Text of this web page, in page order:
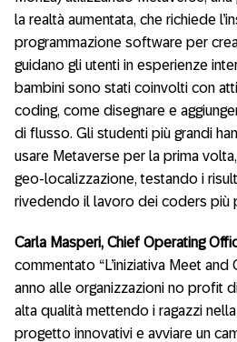
la realtà aumentata, che richiede
programmazione software per
guidano gli utenti in esperienze
bambini sono stati coinvolti con
coding, come disegnare e
di flusso. Gli studenti più grandi
usare Metaverse per la prima
geo-localizzazione, testando i
rivedendo il lavoro dei coders più
Carla Masperi, Chief Operating
commentato “L’iniziativa Meet
anno alle organizzazioni no profit
alta qualità mettendo i ragazzi
progetto innovativi e avviare un